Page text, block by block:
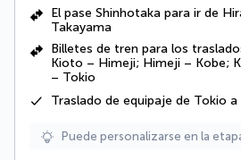
El pase Shinhotaka para ir de
Takayama
Billetes de tren para los
Kioto – Himeji; Himeji – Kobe;
– Tokio
Traslado de equipaje de Tokio
Puede personalizarse en la